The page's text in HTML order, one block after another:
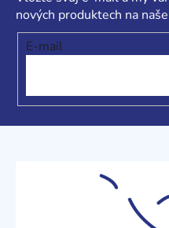
nových produktech na
E-mail